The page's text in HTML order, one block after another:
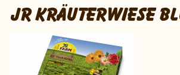
JR KRÄUTERWIESE